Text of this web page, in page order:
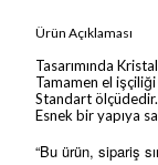
Ürün Açıklaması
Tasarımında
Tamamen el
Standart ölçüdedir.
Esnek bir yapıya
“Bu ürün, sipariş